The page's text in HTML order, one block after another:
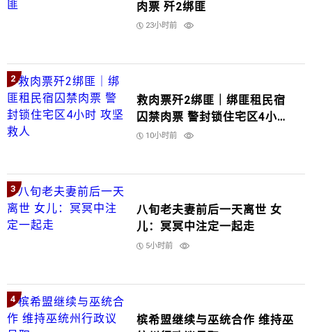
肉票 歼2绑匪
23小时前
2
救肉票歼2绑匪｜绑匪租民宿
囚禁肉票 警封锁住宅区4小时
攻坚救人
10小时前
3
八旬老夫妻前后一天离世 女
儿：冥冥中注定一起走
5小时前
4
槟希盟继续与巫统合作 维持巫